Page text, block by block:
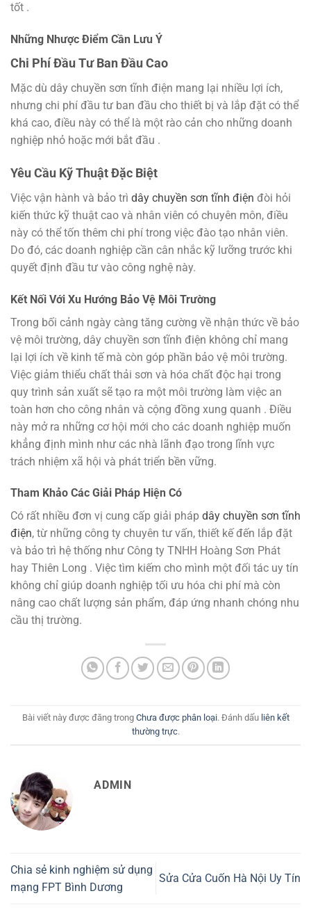
tốt .
Những Nhược Điểm Cần Lưu Ý
Chi Phí Đầu Tư Ban Đầu Cao
Mặc dù dây chuyền sơn tĩnh điện mang lại nhiều lợi ích,
nhưng chi phí đầu tư ban đầu cho thiết bị và lắp đặt có thể
khá cao, điều này có thể là một rào cản cho những doanh
nghiệp nhỏ hoặc mới bắt đầu .
Yêu Cầu Kỹ Thuật Đặc Biệt
Việc vận hành và bảo trì dây chuyền sơn tĩnh điện đòi hỏi
kiến thức kỹ thuật cao và nhân viên có chuyên môn, điều
này có thể tốn thêm chi phí trong việc đào tạo nhân viên.
Do đó, các doanh nghiệp cần cân nhắc kỹ lưỡng trước khi
quyết định đầu tư vào công nghệ này.
Kết Nối Với Xu Hướng Bảo Vệ Môi Trường
Trong bối cảnh ngày càng tăng cường về nhận thức về bảo
vệ môi trường, dây chuyền sơn tĩnh điện không chỉ mang
lại lợi ích về kinh tế mà còn góp phần bảo vệ môi trường.
Việc giảm thiểu chất thải sơn và hóa chất độc hại trong
quy trình sản xuất sẽ tạo ra một môi trường làm việc an
toàn hơn cho công nhân và cộng đồng xung quanh . Điều
này mở ra những cơ hội mới cho các doanh nghiệp muốn
khẳng định mình như các nhà lãnh đạo trong lĩnh vực
trách nhiệm xã hội và phát triển bền vững.
Tham Khảo Các Giải Pháp Hiện Có
Có rất nhiều đơn vị cung cấp giải pháp dây chuyền sơn tĩnh
điện, từ những công ty chuyên tư vấn, thiết kế đến lắp đặt
và bảo trì hệ thống như Công ty TNHH Hoàng Sơn Phát
hay Thiên Long . Việc tìm kiếm cho mình một đối tác uy tín
không chỉ giúp doanh nghiệp tối ưu hóa chi phí mà còn
nâng cao chất lượng sản phẩm, đáp ứng nhanh chóng nhu
cầu thị trường.
Bài viết này được đăng trong Chưa được phân loại. Đánh dấu liên kết
thường trực.
ADMIN
Chia sẻ kinh nghiệm sử dụng
mạng FPT Bình Dương
Sửa Cửa Cuốn Hà Nội Uy Tín